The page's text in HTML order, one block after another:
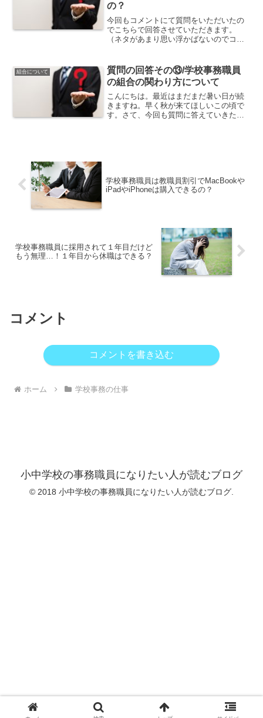
の？
今回もコメントにて質問をいただいたの
でこちらで回答させていただきます。
（ネタがあまり思い浮かばないのでコメ
る者です。残業は少なくできるとのこと
ですが、残業代はしっかり...
組合について
質問の回答その⑬/学校事務職員
の組合の関わり方について
こんにちは。最近はまだまだ暑い日が続
きますね。早く秋が来てほしいこの頃で
す。さて、今回も質問に答えていきたい
学校事務職員は教職員割引でMacBookや
iPadやiPhoneは購入できるの？
学校事務職員に採用されて１年目だけど
もう無理…！１年目から休職はできる？
コメント
コメントを書き込む
ホーム 学校事務の仕事
小中学校の事務職員になりたい人が読むブログ
© 2018 小中学校の事務職員になりたい人が読むブログ.